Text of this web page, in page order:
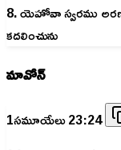
8. యెహోవా స్వరము
కదలించును
మావోన్
1సమూయేలు 23:24